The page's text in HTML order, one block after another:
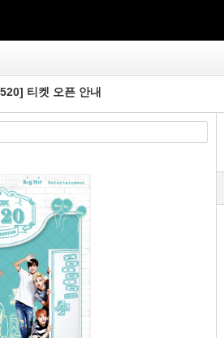
티켓 오픈 안내